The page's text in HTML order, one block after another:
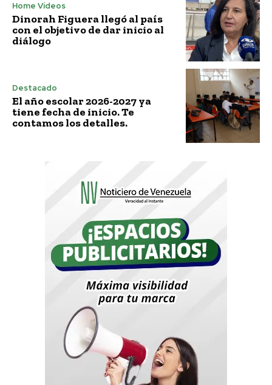
Home Vídeos
Dinorah Figuera llegó al país
con el objetivo de dar inicio al
diálogo
Destacado
El año escolar 2026-2027 ya
tiene fecha de inicio. Te
contamos los detalles.